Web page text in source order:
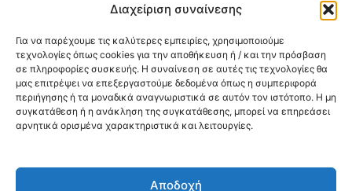
Διαχείριση συναίνεσης
Για να παρέχουμε τις καλύτερες εμπειρίες, χρησιμοποιούμε
τεχνολογίες όπως cookies για την αποθήκευση ή / και την πρόσβαση
σε πληροφορίες συσκευής. Η συναίνεση σε αυτές τις τεχνολογίες θα
μας επιτρέψει να επεξεργαστούμε δεδομένα όπως η συμπεριφορά
περιήγησης ή τα μοναδικά αναγνωριστικά σε αυτόν τον ιστότοπο. Η μη
συγκατάθεση ή η ανάκληση της συγκατάθεσης, μπορεί να επηρεάσει
αρνητικά ορισμένα χαρακτηριστικά και λειτουργίες.
Αποδοχή
Σεμινάρια - Συνέδρια